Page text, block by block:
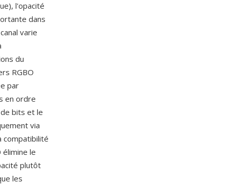
l'opacité
dans
varie
du
RGBO
par
en ordre
bits et le
via
compatibilité
le
plutôt
les